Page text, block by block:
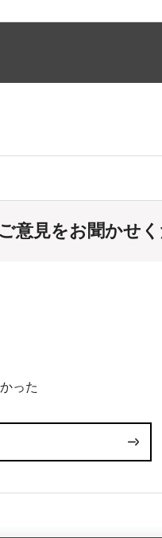
意見をお聞かせ
った